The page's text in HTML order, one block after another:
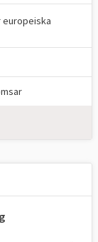
europeiska